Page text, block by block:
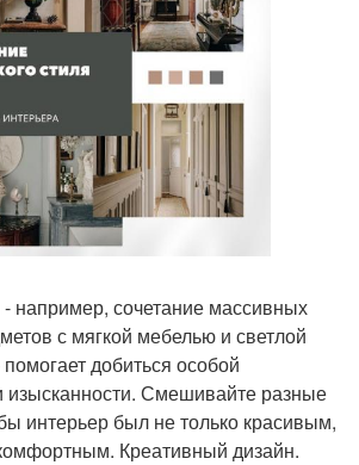
- например, сочетание массивных
с мягкой мебелью и светлой
добиться особой
Смешивайте разные
интерьер был не только красивым,
Креативный дизайн.